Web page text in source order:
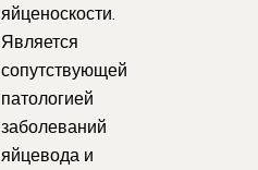
яйценоскости.
Является
сопутствующей
патологией
заболеваний
яйцевода и